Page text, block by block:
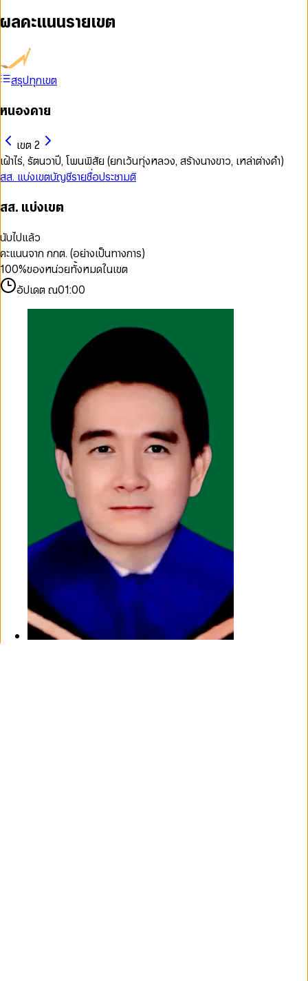
ผลคะแนนรายเขต
สรุปทุกเขต
หนองคาย
เขต 2
เฝ้าไร่, รัตนวาปี, โพนพิสัย (ยกเว้นทุ่งหลวง, สร้างนางขาว, เหล่าต่างคำ)
สส. แบ่งเขตบัญชีรายชื่อประชามติ
สส. แบ่งเขต
นับไปแล้ว
คะแนนจาก กกต. (อย่างเป็นทางการ)
100%ของหน่วยทั้งหมดในเขต
อัปเดต ณ01:00